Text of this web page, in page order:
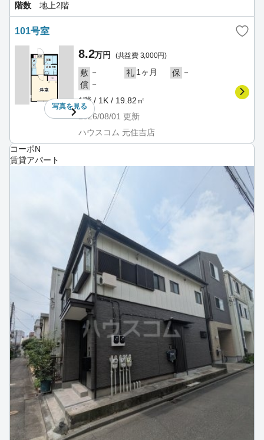
階数
地上2階
101号室
写真を見る
8.2万円 (共益費 3,000円)
敷 － 礼 1ヶ月 保 －
償 －
1階 / 1K / 19.82㎡
2026/08/01 更新
ハウスコム 元住吉店
コーポN
賃貸アパート